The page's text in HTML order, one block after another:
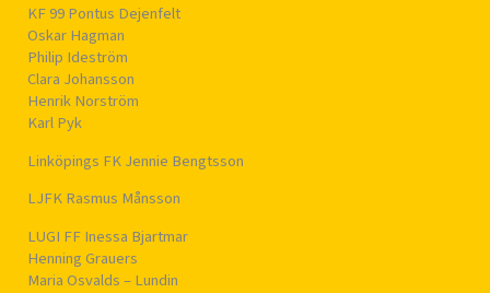
KF 99 Pontus Dejenfelt
Oskar Hagman
Philip Ideström
Clara Johansson
Henrik Norström
Karl Pyk
Linköpings FK Jennie Bengtsson
LJFK Rasmus Månsson
LUGI FF Inessa Bjartmar
Henning Grauers
Maria Osvalds – Lundin